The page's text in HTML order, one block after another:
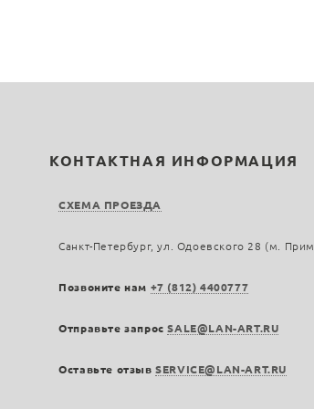
КОНТАКТНАЯ ИНФОРМАЦИЯ
СХЕМА ПРОЕЗДА
Санкт-Петербург, ул. Одоевского 28 (м.
Позвоните нам +7 (812) 4400777
Отправьте запросSALE@LAN-ART.RU
Оставьте отзывSERVICE@LAN-ART.RU